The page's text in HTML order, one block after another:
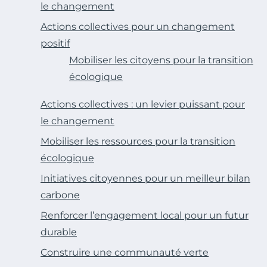
le changement
Actions collectives pour un changement
positif
Mobiliser les citoyens pour la transition
écologique
Actions collectives : un levier puissant pour
le changement
Mobiliser les ressources pour la transition
écologique
Initiatives citoyennes pour un meilleur bilan
carbone
Renforcer l’engagement local pour un futur
durable
Construire une communauté verte